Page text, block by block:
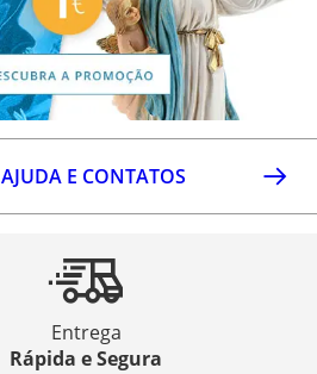
AJUDA E CONTATOS
Entrega
Rápida e Segura